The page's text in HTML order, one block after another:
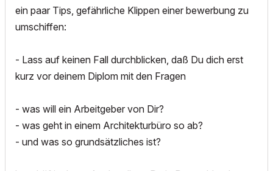
ein paar Tips, gefährliche Klippen einer bewerbung zu
umschiffen:
- Lass auf keinen Fall durchblicken, daß Du dich erst
kurz vor deinem Diplom mit den Fragen
- was will ein Arbeitgeber von Dir?
- was geht in einem Architekturbüro so ab?
- und was so grundsätzliches ist?